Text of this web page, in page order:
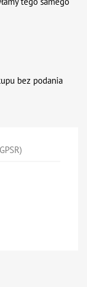
bez podania